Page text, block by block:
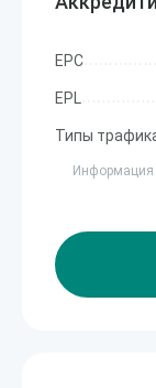
EPC
EPL
Типы
Информация